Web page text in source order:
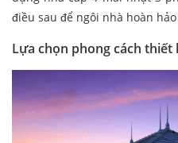
điều sau để ngôi nhà hoàn
Lựa chọn phong cách thiết